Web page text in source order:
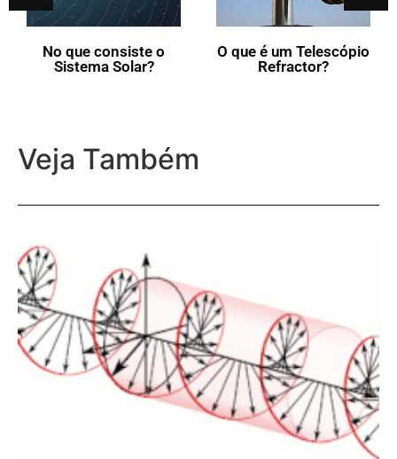
O que é um Telescópio
Refractor?
Veja Também